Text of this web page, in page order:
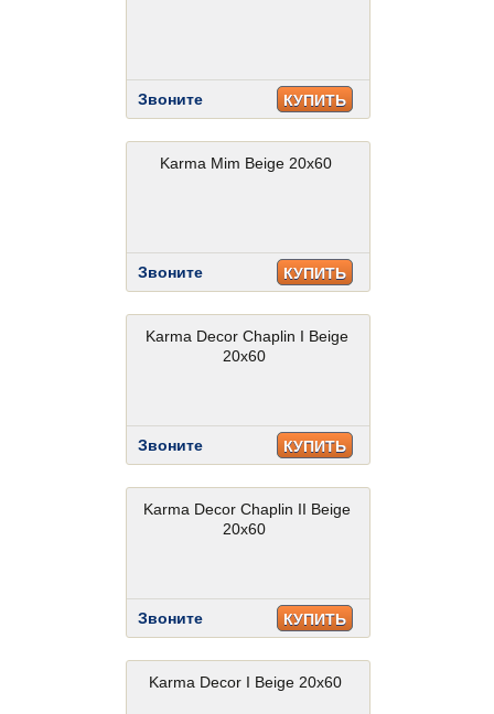
Звоните КУПИТЬ
Karma Mim Beige 20x60
Звоните КУПИТЬ
Karma Decor Chaplin I Beige
20x60
Звоните КУПИТЬ
Karma Decor Chaplin II Beige
20x60
Звоните КУПИТЬ
Karma Decor I Beige 20x60